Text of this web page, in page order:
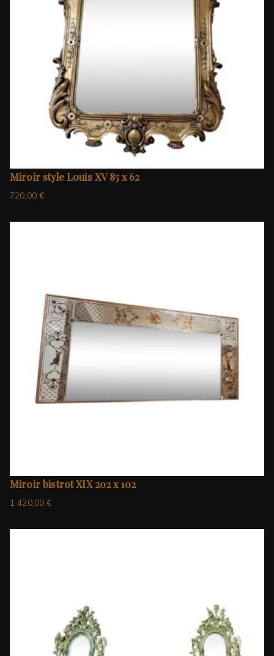
Miroir style Louis XV 85 x 62
720,00€
Miroir bistrot XIX 202 x 102
1 420,00€